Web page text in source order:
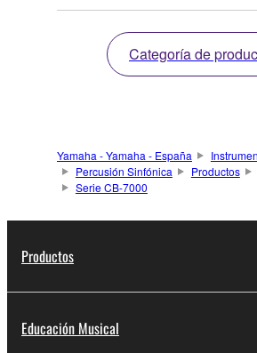
Categoría de
Yamaha - Yamaha - España
Percusión Sinfónica
Productos
Serie CB-7000
Productos
Educación Musical